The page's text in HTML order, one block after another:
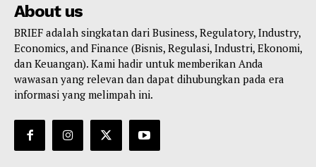
About us
BRIEF adalah singkatan dari Business, Regulatory, Industry,
Economics, and Finance (Bisnis, Regulasi, Industri, Ekonomi,
dan Keuangan). Kami hadir untuk memberikan Anda
wawasan yang relevan dan dapat dihubungkan pada era
informasi yang melimpah ini.